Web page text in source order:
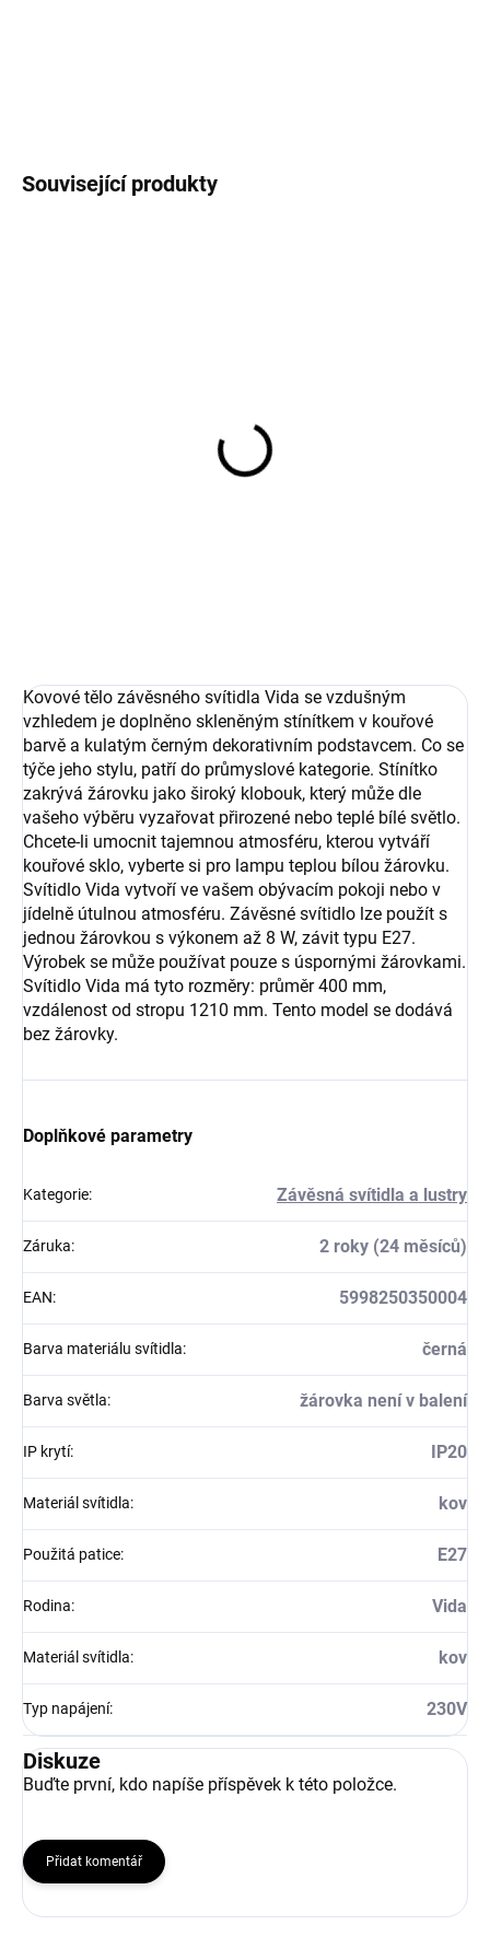
Související produkty
Kovové tělo závěsného svítidla Vida se vzdušným
vzhledem je doplněno skleněným stínítkem v kouřové
barvě a kulatým černým dekorativním podstavcem. Co se
týče jeho stylu, patří do průmyslové kategorie. Stínítko
zakrývá žárovku jako široký klobouk, který může dle
vašeho výběru vyzařovat přirozené nebo teplé bílé světlo.
Chcete-li umocnit tajemnou atmosféru, kterou vytváří
kouřové sklo, vyberte si pro lampu teplou bílou žárovku.
Svítidlo Vida vytvoří ve vašem obývacím pokoji nebo v
jídelně útulnou atmosféru. Závěsné svítidlo lze použít s
jednou žárovkou s výkonem až 8 W, závit typu E27.
Výrobek se může používat pouze s úspornými žárovkami.
Svítidlo Vida má tyto rozměry: průměr 400 mm,
vzdálenost od stropu 1210 mm. Tento model se dodává
bez žárovky.
Doplňkové parametry
Kategorie: Závěsná svítidla a lustry
Záruka: 2 roky (24 měsíců)
EAN: 5998250350004
Barva materiálu svítidla: černá
Barva světla: žárovka není v balení
IP krytí: IP20
Materiál svítidla: kov
Použitá patice: E27
Rodina: Vida
Materiál svítidla: kov
Typ napájení: 230V
Diskuze
Buďte první, kdo napíše příspěvek k této položce.
Přidat komentář